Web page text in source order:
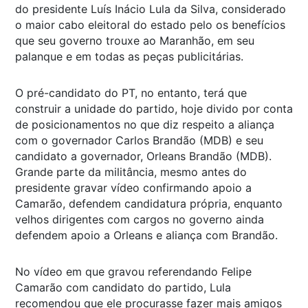
do presidente Luís Inácio Lula da Silva, considerado
o maior cabo eleitoral do estado pelo os benefícios
que seu governo trouxe ao Maranhão, em seu
palanque e em todas as peças publicitárias.
O pré-candidato do PT, no entanto, terá que
construir a unidade do partido, hoje divido por conta
de posicionamentos no que diz respeito a aliança
com o governador Carlos Brandão (MDB) e seu
candidato a governador, Orleans Brandão (MDB).
Grande parte da militância, mesmo antes do
presidente gravar vídeo confirmando apoio a
Camarão, defendem candidatura própria, enquanto
velhos dirigentes com cargos no governo ainda
defendem apoio a Orleans e aliança com Brandão.
No vídeo em que gravou referendando Felipe
Camarão com candidato do partido, Lula
recomendou que ele procurasse fazer mais amigos